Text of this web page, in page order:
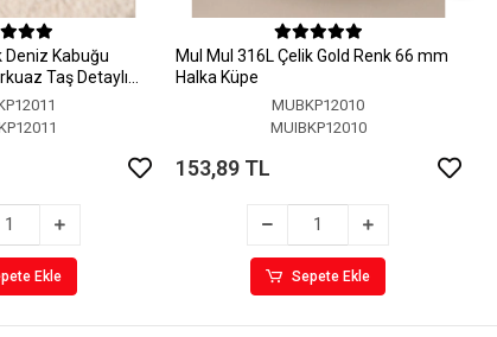
Deniz Kabuğu
Taş Detaylı
Ekle
MuI MuI 316L Çelik Gold Renk 66 mm
Halka Küpe
MUBKP12010
MUIBKP12010
153,89 TL
Sepete Ekle